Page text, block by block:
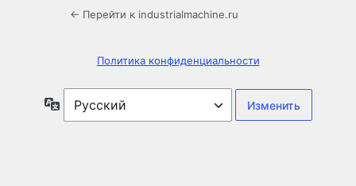
← Перейти к industrialmachine.ru
Политика конфиденциальности
Язык